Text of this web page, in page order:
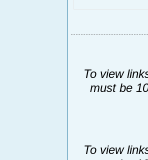
To view
must be
To view